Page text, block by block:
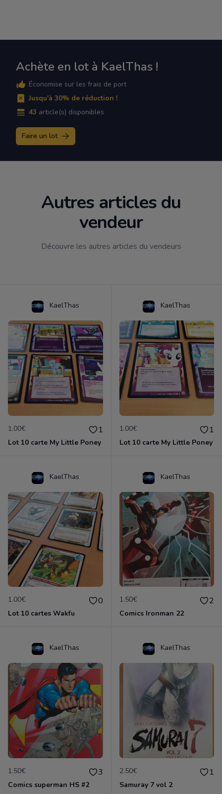
Achète en lot à KaelThas !
Économise sur les frais de port
Jusqu'à 30% de réduction !
43 article(s) disponibles
Faire un lot
Autres articles du
vendeur
Découvre les autres articles du vendeurs
KaelThas
1.00€ 1
Lot 10 carte My Little Poney
KaelThas
1.00€ 1
Lot 10 carte My Little Poney
KaelThas
1.00€ 0
Lot 10 cartes Wakfu
KaelThas
1.50€ 2
Comics Ironman 22
KaelThas
1.50€ 3
Comics superman HS #2
KaelThas
2.50€ 1
Samuray 7 vol 2